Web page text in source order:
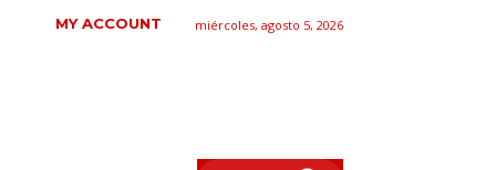
MY ACCOUNT miércoles, agosto 5, 2026